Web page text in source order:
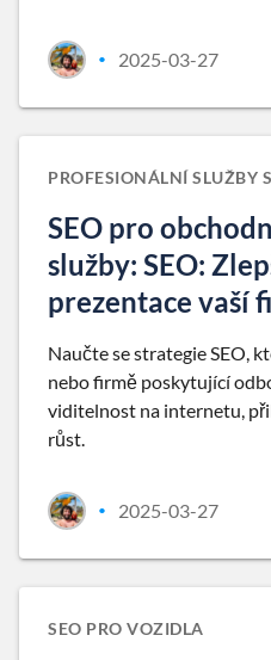
• 2025-03-27
PROFESIONÁLNÍ SLUŽBY
SEO pro
služby: SEO:
prezentace vaší
Naučte se strategie SEO,
nebo firmě poskytující
viditelnost na internetu,
růst.
• 2025-03-27
SEO PRO VOZIDLA